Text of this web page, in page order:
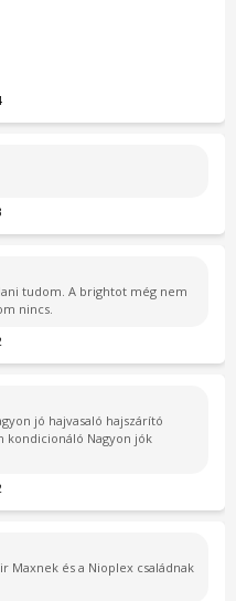
tudom. A brightot még nem
nincs.
jó hajvasaló hajszárító
kondicionáló Nagyon jók
Maxnek és a Nioplex családnak